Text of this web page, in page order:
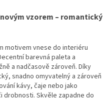
vzorem – romantický
motivem vnese do interiéru
barevná paleta a
a nadčasově zároveň. Díky
snadno omyvatelný a zároveň
kávy, čaje nebo jako
drobnosti. Skvěle zapadne do